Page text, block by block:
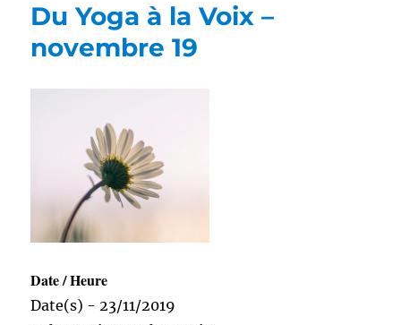
Du Yoga à la Voix –
novembre 19
Date / Heure
Date(s) - 23/11/2019